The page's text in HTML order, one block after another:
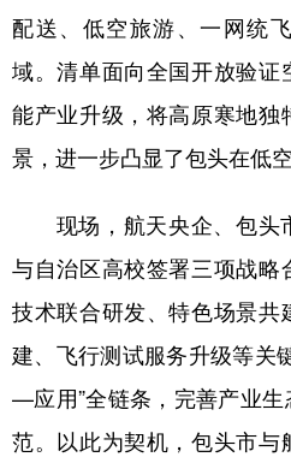
彩票
公益 一带一路
文化产业
地方频道
北京 天津
辽宁 吉林
浙江 安徽
山东 河南
配送、低空旅游、一网统
域。清单面向全国开放验
能产业升级，将高原寒地
景，进一步凸显了包头在低
现场，航天央企、包头
与自治区高校签署三项战
技术联合研发、特色场景
建、飞行测试服务升级等关
—应用”全链条，完善产业
范。以此为契机，包头市